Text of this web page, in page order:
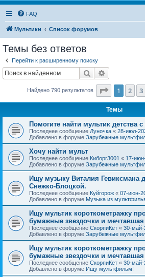
FAQ
Мультики Список форумов
Темы без ответов
Перейти к расширенному поиску
Поиск
Найдено 790 результатов Страница
1 2 3
Темы
Помогите найти мультик детства
Последнее сообщение Луночка « 28-июл-
Добавлено в форуме Зарубежные
Хочу найти мульт
Последнее сообщение Киборг3001 « 17-
Добавлено в форуме Зарубежные
Ищу музыку Виталия Гевиксмана
Снежко-Блоцкой.
Последнее сообщение Куйгорож « 07-июн-
Добавлено в форуме Музыка из
Ищу мультик короткометражку
бумажные звездочки и
Последнее сообщение СкорпиКет « 30-май-
Добавлено в форуме Зарубежные
Ищу мультик короткометражку
бумажные звездочки и
Последнее сообщение СкорпиКет « 30-май-
Добавлено в форуме Ищу мультфильм!